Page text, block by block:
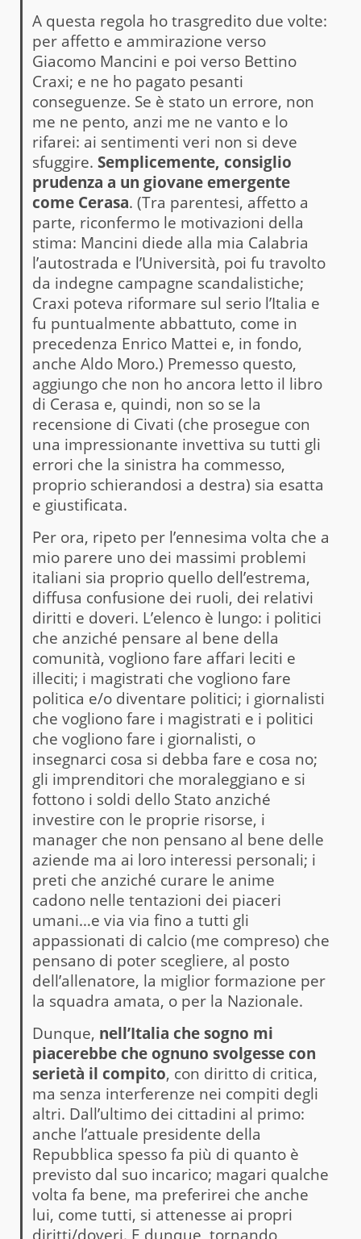
A questa regola ho trasgredito due volte:
per affetto e ammirazione verso
Giacomo Mancini e poi verso Bettino
Craxi; e ne ho pagato pesanti
conseguenze. Se è stato un errore, non
me ne pento, anzi me ne vanto e lo
rifarei: ai sentimenti veri non si deve
sfuggire. Semplicemente, consiglio
prudenza a un giovane emergente
come Cerasa. (Tra parentesi, affetto a
parte, riconfermo le motivazioni della
stima: Mancini diede alla mia Calabria
l’autostrada e l’Università, poi fu travolto
da indegne campagne scandalistiche;
Craxi poteva riformare sul serio l’Italia e
fu puntualmente abbattuto, come in
precedenza Enrico Mattei e, in fondo,
anche Aldo Moro.) Premesso questo,
aggiungo che non ho ancora letto il libro
di Cerasa e, quindi, non so se la
recensione di Civati (che prosegue con
una impressionante invettiva su tutti gli
errori che la sinistra ha commesso,
proprio schierandosi a destra) sia esatta
e giustificata.
Per ora, ripeto per l’ennesima volta che a
mio parere uno dei massimi problemi
italiani sia proprio quello dell’estrema,
diffusa confusione dei ruoli, dei relativi
diritti e doveri. L’elenco è lungo: i politici
che anziché pensare al bene della
comunità, vogliono fare affari leciti e
illeciti; i magistrati che vogliono fare
politica e/o diventare politici; i giornalisti
che vogliono fare i magistrati e i politici
che vogliono fare i giornalisti, o
insegnarci cosa si debba fare e cosa no;
gli imprenditori che moraleggiano e si
fottono i soldi dello Stato anziché
investire con le proprie risorse, i
manager che non pensano al bene delle
aziende ma ai loro interessi personali; i
preti che anziché curare le anime
cadono nelle tentazioni dei piaceri
umani…e via via fino a tutti gli
appassionati di calcio (me compreso) che
pensano di poter scegliere, al posto
dell’allenatore, la miglior formazione per
la squadra amata, o per la Nazionale.
Dunque, nell’Italia che sogno mi
piacerebbe che ognuno svolgesse con
serietà il compito, con diritto di critica,
ma senza interferenze nei compiti degli
altri. Dall’ultimo dei cittadini al primo:
anche l’attuale presidente della
Repubblica spesso fa più di quanto è
previsto dal suo incarico; magari qualche
volta fa bene, ma preferirei che anche
lui, come tutti, si attenesse ai propri